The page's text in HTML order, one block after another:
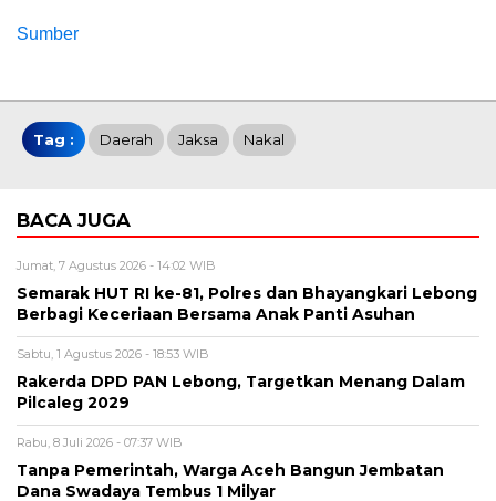
Sumber
Tag : Daerah Jaksa Nakal
BACA JUGA
Jumat, 7 Agustus 2026 - 14:02 WIB
Semarak HUT RI ke-81, Polres dan Bhayangkari Lebong
Berbagi Keceriaan Bersama Anak Panti Asuhan
Sabtu, 1 Agustus 2026 - 18:53 WIB
Rakerda DPD PAN Lebong, Targetkan Menang Dalam
Pilcaleg 2029
Rabu, 8 Juli 2026 - 07:37 WIB
Tanpa Pemerintah, Warga Aceh Bangun Jembatan
Dana Swadaya Tembus 1 Milyar